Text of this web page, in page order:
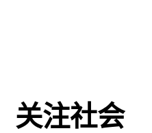
关注社会